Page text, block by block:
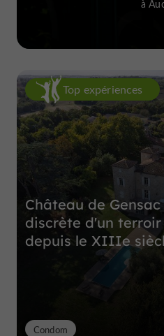
à
Top expériences
Château de
discrète d'un
depuis le XIIIe
Condom